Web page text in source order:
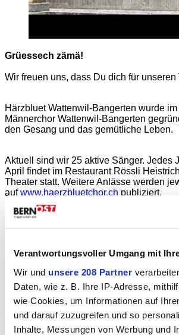
Verantwortungsvoller Umgang mit
Wir und unsere 208 Partner
Daten, wie z. B. Ihre IP-Adresse,
wie Cookies, um Informationen auf
und darauf zuzugreifen und so
Inhalte, Messungen von Werbung und
Grüessech zämä!
Wir freuen uns, dass Du dich für
Härzbluet Wattenwil-Bangerten wurde
Männerchor Wattenwil-Bangerten
den Gesang und das gemütliche Leben.
Aktuell sind wir 25 aktive Sänger. Jedes
April findet im Restaurant Rössli
Theater statt. Weitere Anlässe werden
aufwww.haerzbluetchor.ch publiziert.
Immer am Donnerstag Abend treffen wir
vorabHIERanmeldest, önnen wir uns
Programmässig etwas darauf
nicht Pflicht. Wir sind da sehr spontan. :-)
Liebe Grüsse, die Sänger von
Härzbluet
Wattenwil-Bangerten